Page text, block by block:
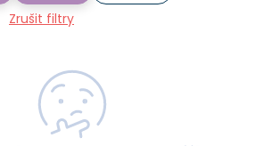
Zrušit filtry